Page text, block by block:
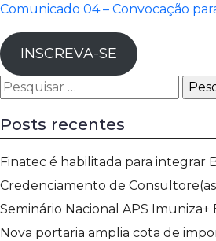
Comunicado 04 – Convocação
INSCREVA-SE
Pesquisar
por:
Posts recentes
Finatec é habilitada para integrar
Credenciamento de
Seminário Nacional APS
Nova portaria amplia cota de